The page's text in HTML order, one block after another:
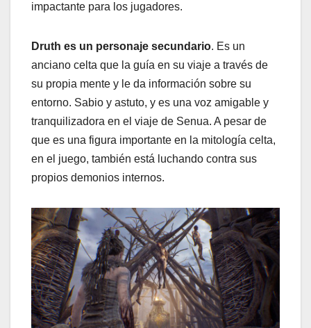
impactante para los jugadores.
Druth es un personaje secundario. Es un
anciano celta que la guía en su viaje a través de
su propia mente y le da información sobre su
entorno. Sabio y astuto, y es una voz amigable y
tranquilizadora en el viaje de Senua. A pesar de
que es una figura importante en la mitología celta,
en el juego, también está luchando contra sus
propios demonios internos.